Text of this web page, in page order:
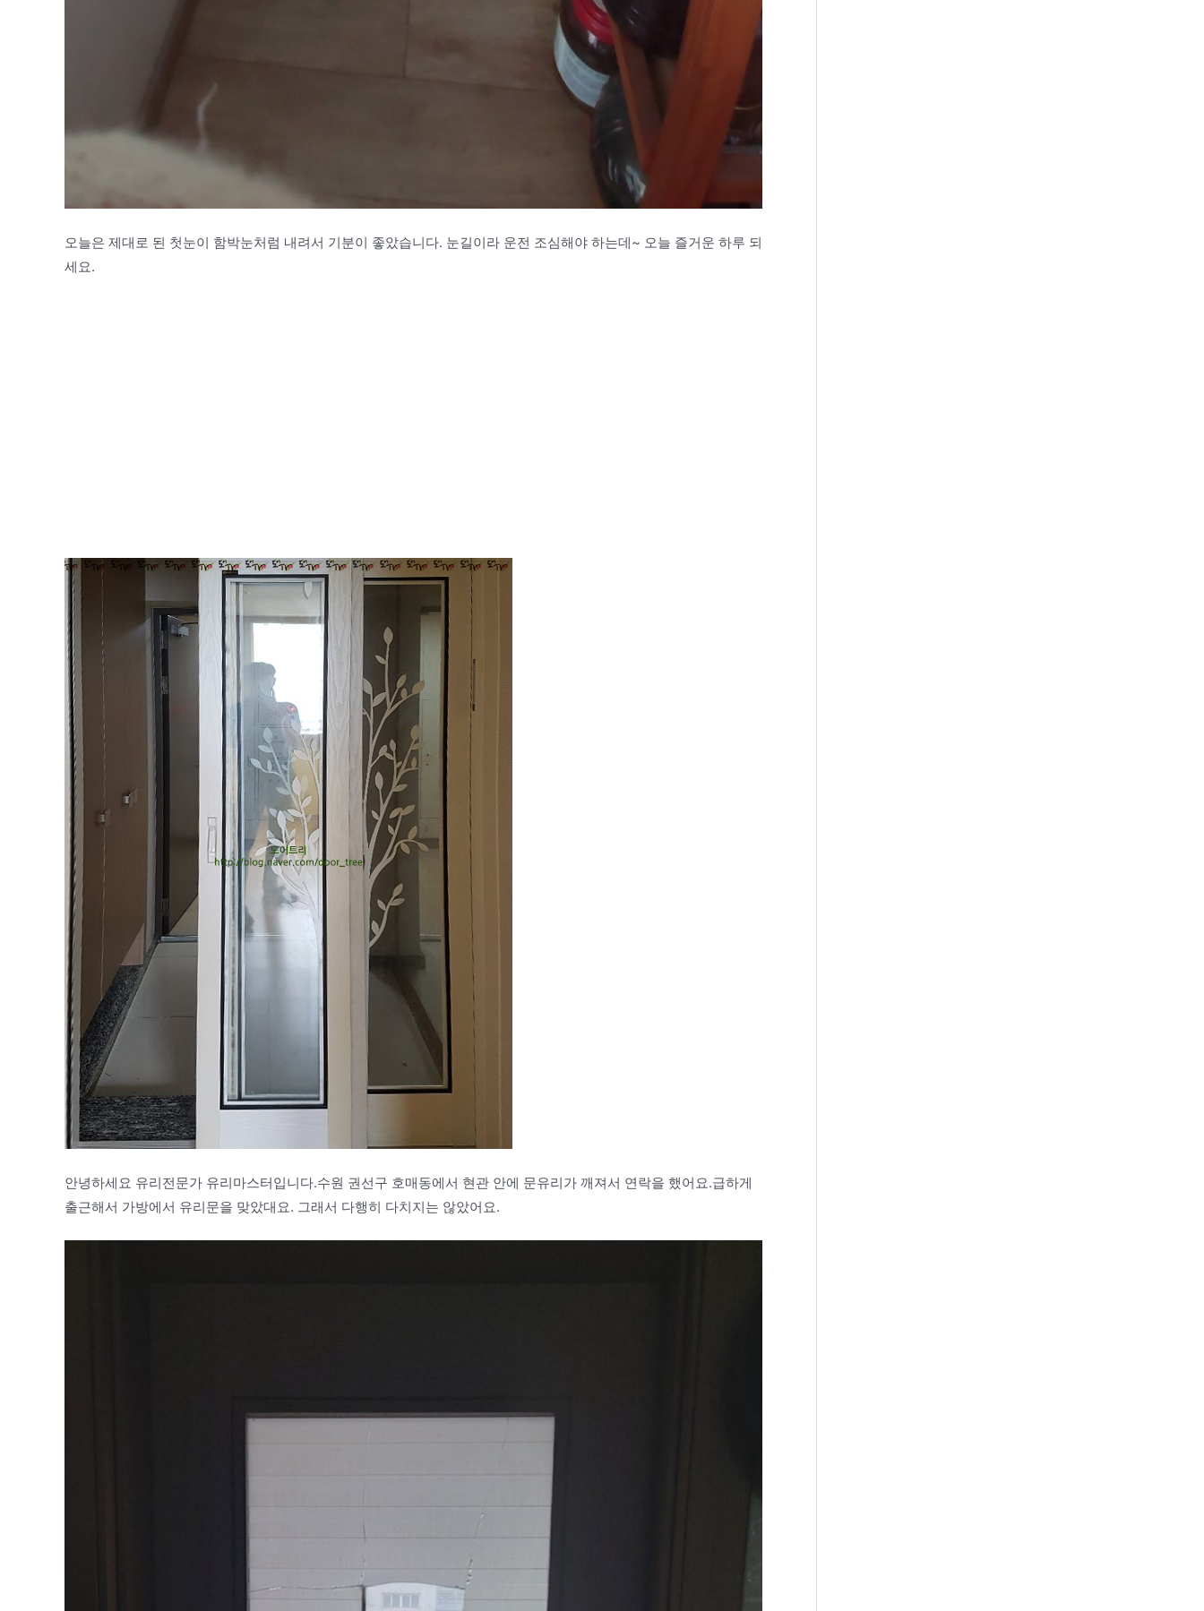
오늘은 제대로 된 첫눈이 함박눈처럼 내려서 기분이 좋았습니다. 눈길이라 운전 조심해야 하는데~ 오늘 즐거운 하루 되
세요.
안녕하세요 유리전문가 유리마스터입니다.수원 권선구 호매동에서 현관 안에 문유리가 깨져서 연락을 했어요.급하게
출근해서 가방에서 유리문을 맞았대요. 그래서 다행히 다치지는 않았어요.